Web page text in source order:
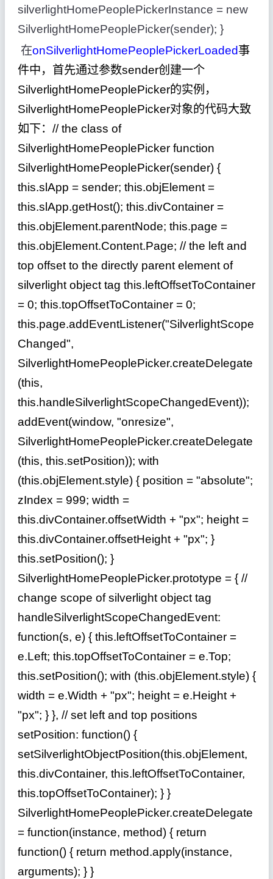
silverlightHomePeoplePickerInstance = new
SilverlightHomePeoplePicker(sender); }
在onSilverlightHomePeoplePickerLoaded事
件中，首先通过参数sender创建一个
SilverlightHomePeoplePicker的实例，
SilverlightHomePeoplePicker对象的代码大致
如下：// the class of
SilverlightHomePeoplePicker function
SilverlightHomePeoplePicker(sender) {
this.slApp = sender; this.objElement =
this.slApp.getHost(); this.divContainer =
this.objElement.parentNode; this.page =
this.objElement.Content.Page; // the left and
top offset to the directly parent element of
silverlight object tag this.leftOffsetToContainer
= 0; this.topOffsetToContainer = 0;
this.page.addEventListener("SilverlightScope
Changed",
SilverlightHomePeoplePicker.createDelegate
(this,
this.handleSilverlightScopeChangedEvent));
addEvent(window, "onresize",
SilverlightHomePeoplePicker.createDelegate
(this, this.setPosition)); with
(this.objElement.style) { position = "absolute";
zIndex = 999; width =
this.divContainer.offsetWidth + "px"; height =
this.divContainer.offsetHeight + "px"; }
this.setPosition(); }
SilverlightHomePeoplePicker.prototype = { //
change scope of silverlight object tag
handleSilverlightScopeChangedEvent:
function(s, e) { this.leftOffsetToContainer =
e.Left; this.topOffsetToContainer = e.Top;
this.setPosition(); with (this.objElement.style) {
width = e.Width + "px"; height = e.Height +
"px"; } }, // set left and top positions
setPosition: function() {
setSilverlightObjectPosition(this.objElement,
this.divContainer, this.leftOffsetToContainer,
this.topOffsetToContainer); } }
SilverlightHomePeoplePicker.createDelegate
= function(instance, method) { return
function() { return method.apply(instance,
arguments); } }